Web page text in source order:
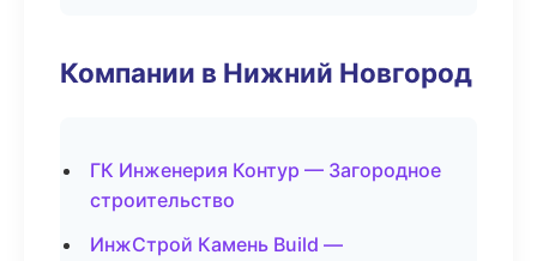
Компании в Нижний Новгород
ГК Инженерия Контур — Загородное
строительство
ИнжСтрой Камень Build —